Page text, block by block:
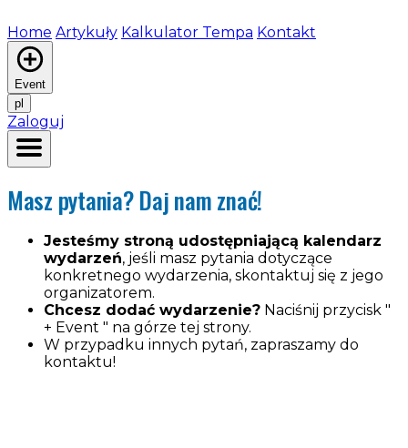
Home Artykuły Kalkulator Tempa Kontakt
Event
pl
Zaloguj
Masz pytania? Daj nam znać!
Jesteśmy stroną udostępniającą kalendarz
wydarzeń, jeśli masz pytania dotyczące
konkretnego wydarzenia, skontaktuj się z jego
organizatorem.
Chcesz dodać wydarzenie? Naciśnij przycisk "
+ Event " na górze tej strony.
W przypadku innych pytań, zapraszamy do
kontaktu!